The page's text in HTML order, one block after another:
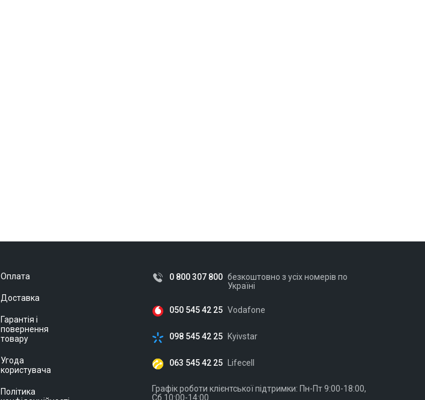
Оплата
Доставка
Гарантія і
повернення
товару
Угода
користувача
Політика
0 800 307 800 безкоштовно з усіх номерів по
Україні
050 545 42 25 Vodafone
098 545 42 25 Kyivstar
063 545 42 25 Lifecell
Графік роботи клієнтської підтримки: Пн-Пт 9:00-18:00,
Сб 10:00-14:00